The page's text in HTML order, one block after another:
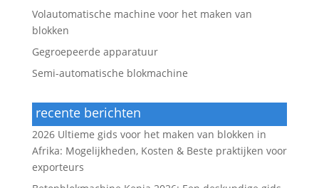
Volautomatische machine voor het maken van
blokken
Gegroepeerde apparatuur
Semi-automatische blokmachine
recente berichten
2026 Ultieme gids voor het maken van blokken in
Afrika: Mogelijkheden, Kosten & Beste praktijken voor
exporteurs